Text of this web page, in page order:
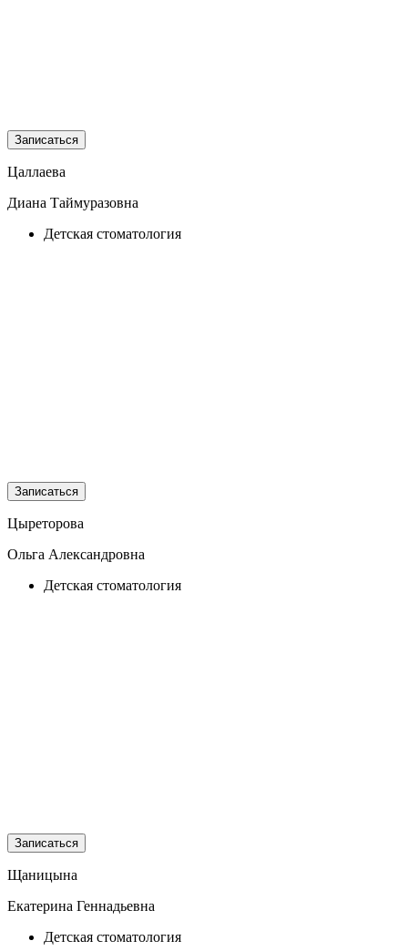
Записаться
Цаллаева
Диана Таймуразовна
Детская стоматология
Записаться
Цыреторова
Ольга Александровна
Детская стоматология
Записаться
Щаницына
Екатерина Геннадьевна
Детская стоматология